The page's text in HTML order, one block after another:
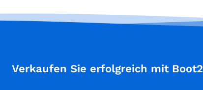
Verkaufen Sie erfolgreich mit